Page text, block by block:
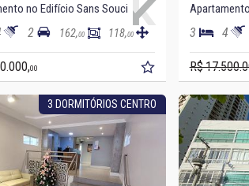
no Edifício Sans Souci
2 162,00 118,00
00
3 4
R$
3 DORMITÓRIOS CENTRO